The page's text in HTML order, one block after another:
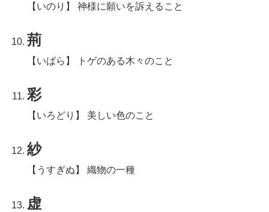
【いのり】 神様に願いを訴えること
荊
【いばら】 トゲのある木々のこと
彩
【いろどり】 美しい色のこと
紗
【うすぎぬ】 織物の一種
虚